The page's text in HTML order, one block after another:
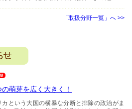
「取扱分野一覧」へ >>
萌芽を広く大きく！
という大国の横暴な分断と排除の政治がま